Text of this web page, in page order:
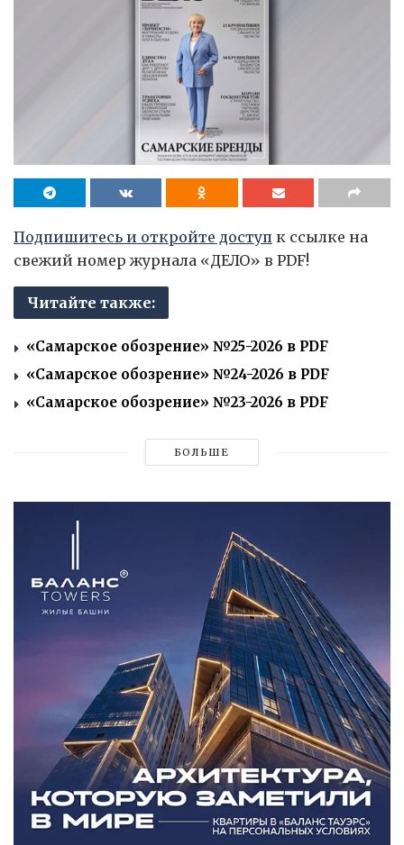
Подпишитесь и откройте доступ к ссылке на
свежий номер журнала «ДЕЛО» в PDF!
Читайте также:
«Самарское обозрение» №25-2026 в PDF
«Самарское обозрение» №24-2026 в PDF
«Самарское обозрение» №23-2026 в PDF
БОЛЬШЕ